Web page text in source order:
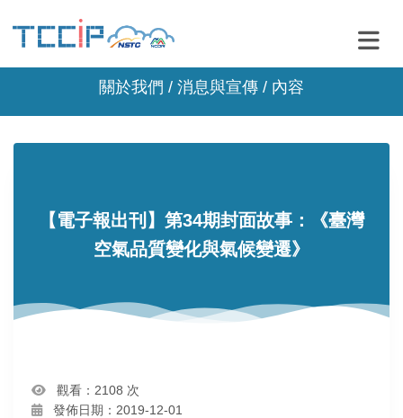
關於我們 / 消息與宣傳 / 內容
【電子報出刊】第34期封面故事：《臺灣
空氣品質變化與氣候變遷》
觀看：2108 次
發佈日期：2019-12-01